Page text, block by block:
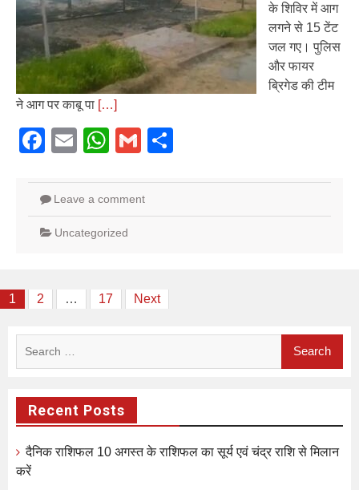
के शिविर में आग
लगने से 15 टेंट
जल गए। पुलिस
और फायर
ब्रिगेड की टीम
ने आग पर काबू पा […]
Facebook
EmailWhatsApp
Gmail
Leave a comment
Uncategorized
Posts
1 2 … 17 Next
Recent Posts
दैनिक राशिफल 10 अगस्त के राशिफल का सूर्य एवं चंद्र राशि से मिलान
करें